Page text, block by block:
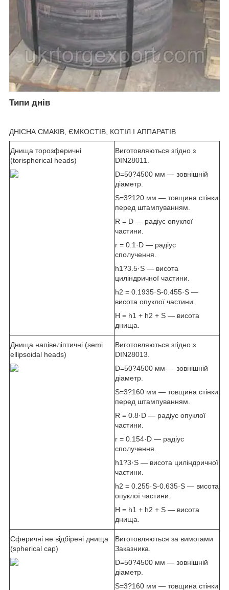
Типи днів
ДНІСНА СМАКІВ, ЄМКОСТІВ, КОТІЛ І АППАРАТІВ
Днища торозферичні
(torispherical heads)
Виготовляються згідно з
DIN28011.
D=50?4500 мм — зовнішній
діаметр.
S=3?120 мм — товщина стінки
перед штампуванням.
R = D — радіус опуклої
частини.
r = 0.1·D — радіус
сполучення.
h1?3.5·S — висота
циліндричної частини.
h2 = 0.1935·S-0.455·S —
висота опуклої частини.
H = h1 + h2 + S — висота
днища.
Днища напівеліптичні (semi
ellipsoidal heads)
Виготовляються згідно з
DIN28013.
D=50?4500 мм — зовнішній
діаметр.
S=3?160 мм — товщина стінки
перед штампуванням.
R = 0.8·D — радіус опуклої
частини.
r = 0.154·D — радіус
сполучення.
h1?3·S — висота циліндричної
частини.
h2 = 0.255·S-0.635·S — висота
опуклої частини.
H = h1 + h2 + S — висота
днища.
Сферичні не відбірені днища
(spherical cap)
Виготовляються за вимогами
Заказника.
D=50?4500 мм — зовнішній
діаметр.
S=3?160 мм — товщина стінки